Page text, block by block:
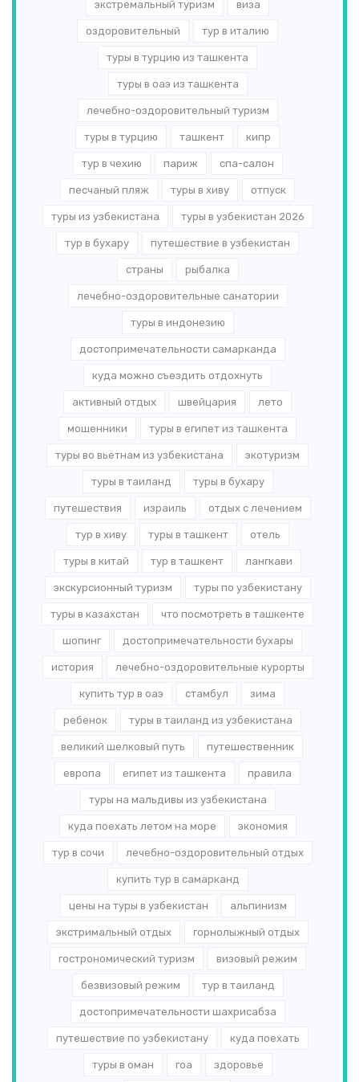
экстремальный туризм виза
оздоровительный тур в италию
туры в турцию из ташкента
туры в оаэ из ташкента
лечебно-оздоровительный туризм
туры в турцию ташкент кипр
тур в чехию париж спа-салон
песчаный пляж туры в хиву отпуск
туры из узбекистана туры в узбекистан 2026
тур в бухару путешествие в узбекистан
страны рыбалка
лечебно-оздоровительные санатории
туры в индонезию
достопримечательности самарканда
куда можно съездить отдохнуть
активный отдых швейцария лето
мошенники туры в египет из ташкента
туры во вьетнам из узбекистана экотуризм
туры в таиланд туры в бухару
путешествия израиль отдых с лечением
тур в хиву туры в ташкент отель
туры в китай тур в ташкент лангкави
экскурсионный туризм туры по узбекистану
туры в казахстан что посмотреть в ташкенте
шопинг достопримечательности бухары
история лечебно-оздоровительные курорты
купить тур в оаэ стамбул зима
ребенок туры в таиланд из узбекистана
великий шелковый путь путешественник
европа египет из ташкента правила
туры на мальдивы из узбекистана
куда поехать летом на море экономия
тур в сочи лечебно-оздоровительный отдых
купить тур в самарканд
цены на туры в узбекистан альпинизм
экстримальный отдых горнолыжный отдых
гострономический туризм визовый режим
безвизовый режим тур в таиланд
достопримечательности шахрисабза
путешествие по узбекистану куда поехать
туры в оман гоа здоровье